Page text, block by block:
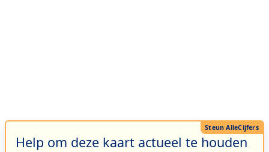
Help om deze kaart actueel te houden